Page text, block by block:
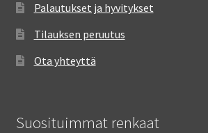
Palautukset ja hyvitykset
Tilauksen peruutus
Ota yhteyttä
Suosituimmat renkaat